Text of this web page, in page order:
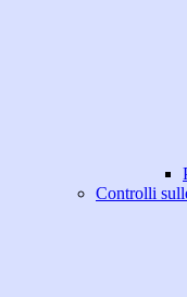
Controlli